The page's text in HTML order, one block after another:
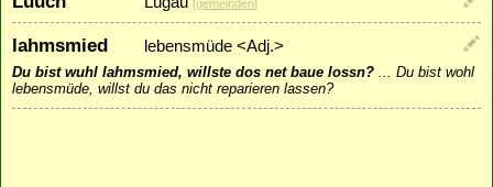
[gemeinden]
lahmsmied lebensmüde <Adj.>
Du bist wuhl lahmsmied, willste dos net baue lossn? ... Du bist wohl
lebensmüde, willst du das nicht reparieren lassen?